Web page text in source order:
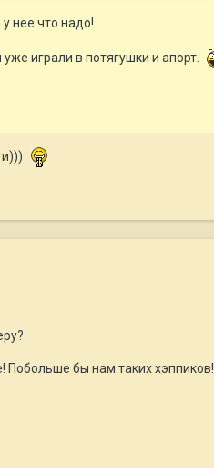
нее что надо!
играли в потягушки и апорт.
Побольше бы нам таких хэппиков!